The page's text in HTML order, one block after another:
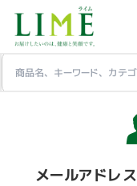
メールアドレス